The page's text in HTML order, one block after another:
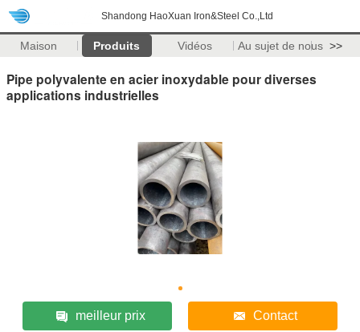
Shandong HaoXuan Iron&Steel Co.,Ltd
Maison Produits Vidéos Au sujet de nous >>
Pipe polyvalente en acier inoxydable pour diverses
applications industrielles
meilleur prix Contact